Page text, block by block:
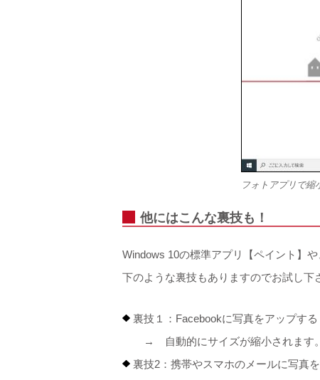
フォトアプリで縮
他にはこんな裏技も！
Windows 10の標準アプリ【ペイント】
下のような裏技もありますのでお試し下
裏技１：Facebookに写真をアップする
→ 自動的にサイズが縮小されます。
裏技2：携帯やスマホのメールに写真